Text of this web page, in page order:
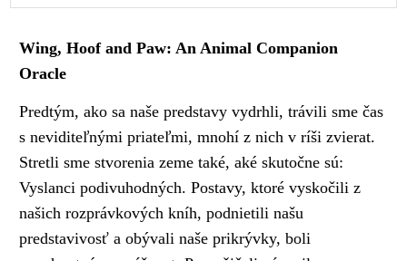
Wing, Hoof and Paw: An Animal Companion
Oracle
Predtým, ako sa naše predstavy vydrhli, trávili sme čas
s neviditeľnými priateľmi, mnohí z nich v ríši zvierat.
Stretli sme stvorenia zeme také, aké skutočne sú:
Vyslanci podivuhodných. Postavy, ktoré vyskočili z
našich rozprávkových kníh, podnietili našu
predstavivosť a obývali naše prikrývky, boli